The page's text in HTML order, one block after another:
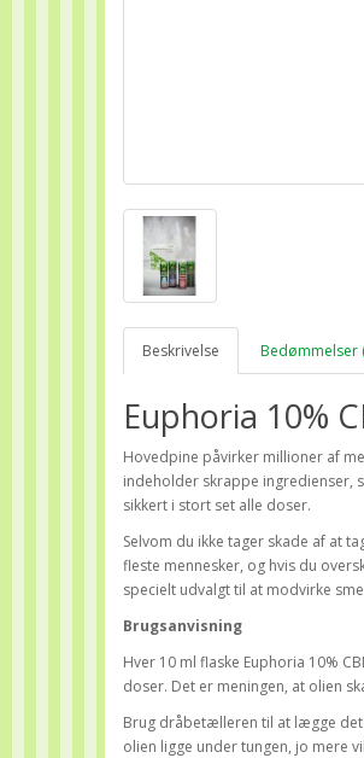
Beskrivelse Bedømmelser
Euphoria 10%
Hovedpine påvirker millioner af
indeholder skrappe ingredienser,
sikkert i stort set alle doser.
Selvom du ikke tager skade af at
fleste mennesker, og hvis du
specielt udvalgt til at modvirke
Brugsanvisning
Hver 10 ml flaske Euphoria 10%
doser. Det er meningen, at olien
Brug dråbetælleren til at lægge
olien ligge under tungen, jo mere